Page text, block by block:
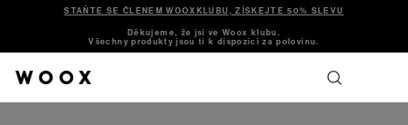
STAŇTE SE ČLENEM WOOXKLUBU, ZÍSKEJTE 50% SLEVU
Děkujeme, že jsi ve Woox klubu.
Všechny produkty jsou ti k dispozici za polovinu.